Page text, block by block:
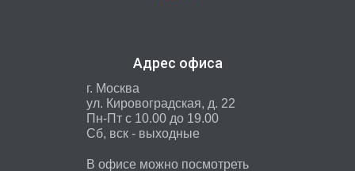
Адрес офиса
г. Москва
ул. Кировоградская, д. 22
Пн-Пт с 10.00 до 19.00
Сб, вск - выходные
В офисе можно посмотреть